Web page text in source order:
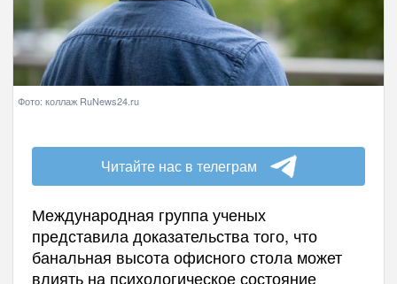
Фото: коллаж RuNews24.ru
Читайте нас в телеграм
Международная группа ученых
представила доказательства того, что
банальная высота офисного стола может
влиять на психологическое состояние